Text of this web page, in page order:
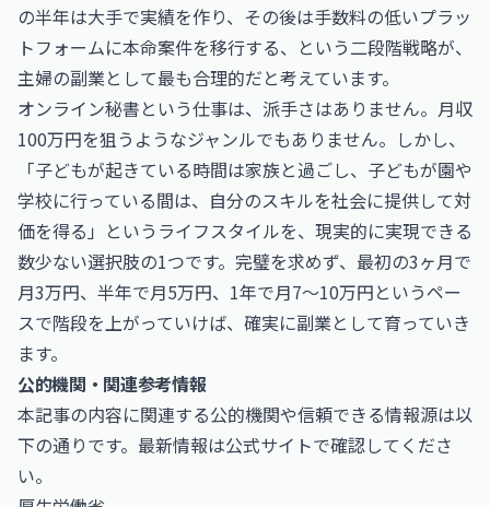
の半年は大手で実績を作り、その後は手数料の低いプラッ
トフォームに本命案件を移行する、という二段階戦略が、
主婦の副業として最も合理的だと考えています。
オンライン秘書という仕事は、派手さはありません。月収
100万円を狙うようなジャンルでもありません。しかし、
「子どもが起きている時間は家族と過ごし、子どもが園や
学校に行っている間は、自分のスキルを社会に提供して対
価を得る」というライフスタイルを、現実的に実現できる
数少ない選択肢の1つです。完璧を求めず、最初の3ヶ月で
月3万円、半年で月5万円、1年で月7〜10万円というペー
スで階段を上がっていけば、確実に副業として育っていき
ます。
公的機関・関連参考情報
本記事の内容に関連する公的機関や信頼できる情報源は以
下の通りです。最新情報は公式サイトで確認してくださ
い。